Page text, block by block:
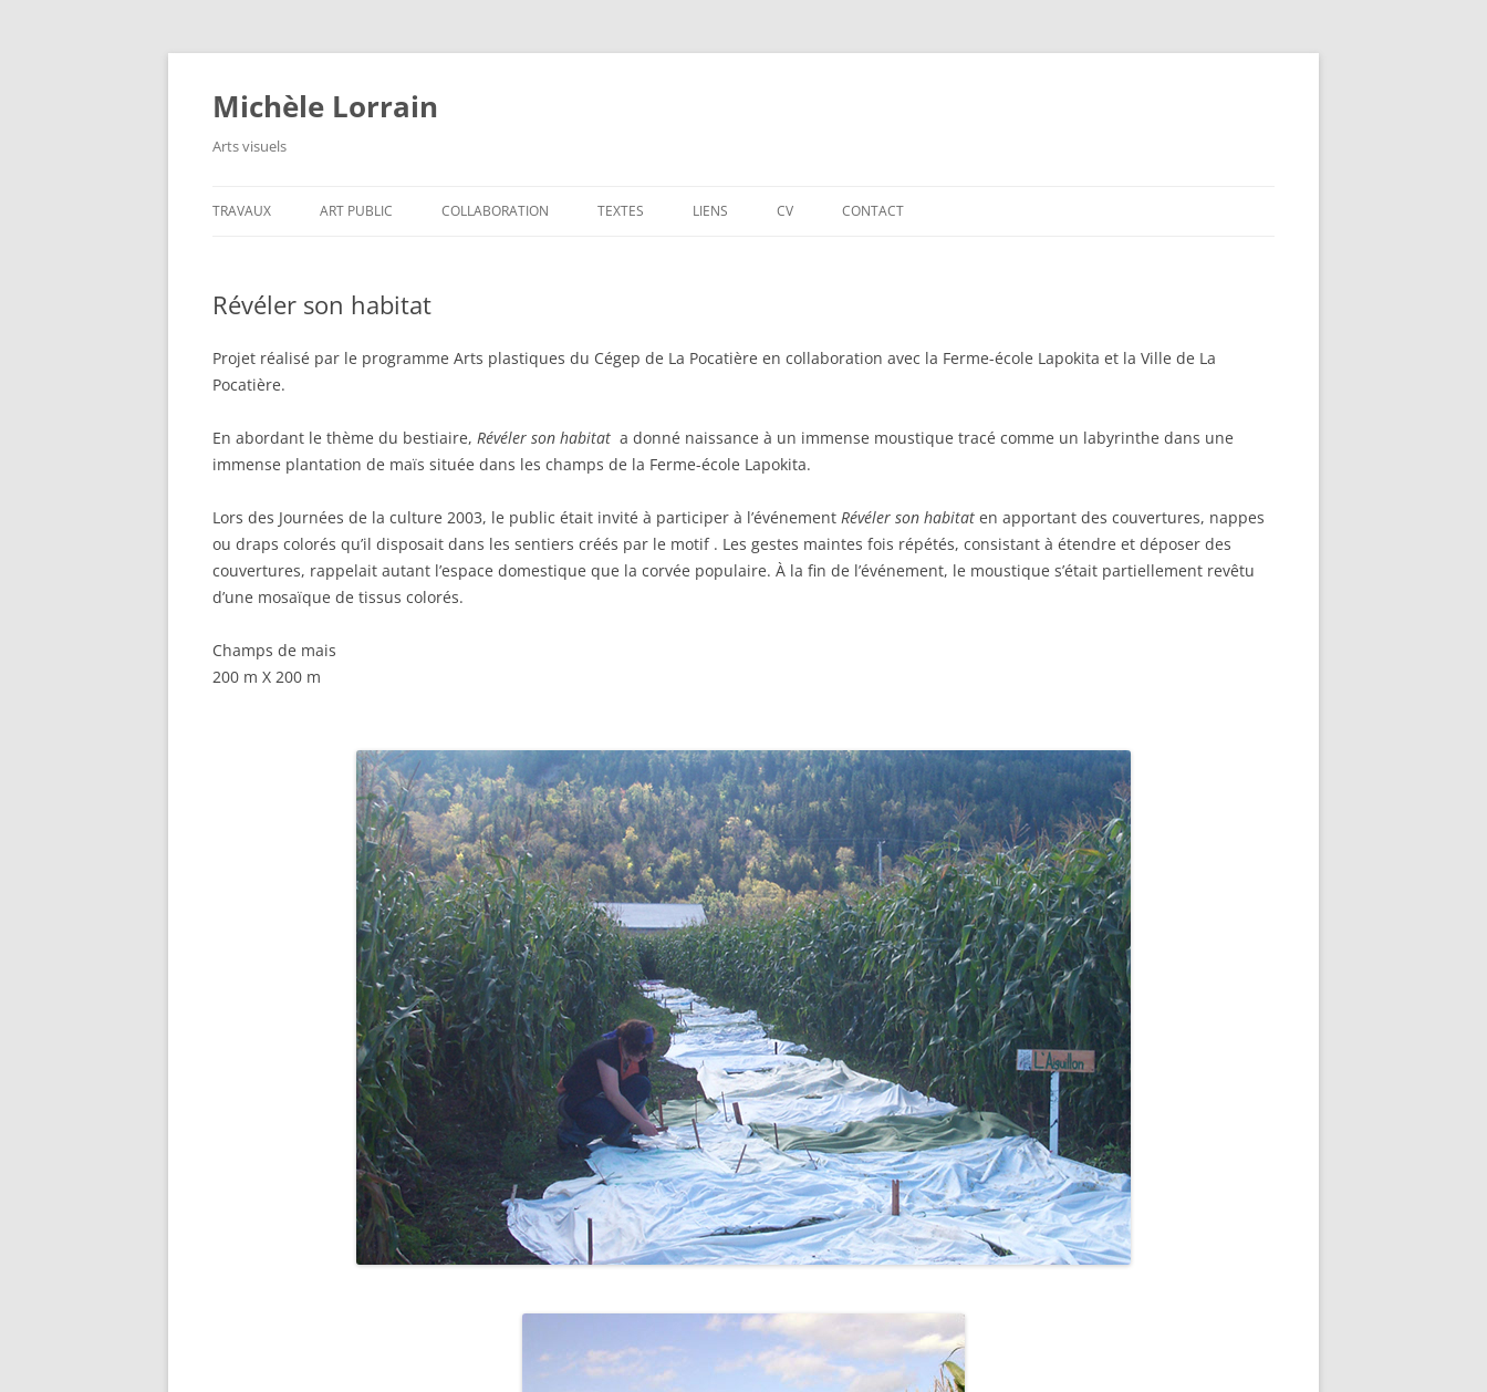
Aller
contenu
Michèle Lorrain
Arts visuels
TRAVAUX ART PUBLIC COLLABORATION TEXTES LIENS CV CONTACT
Révéler son habitat
Projet réalisé par le programme Arts plastiques du Cégep de La Pocatière en collaboration avec la Ferme-école Lapokita et la Ville de La
Pocatière.
En abordant le thème du bestiaire, Révéler son habitat a donné naissance à un immense moustique tracé comme un labyrinthe dans une
immense plantation de maïs située dans les champs de la Ferme-école Lapokita.
Lors des Journées de la culture 2003, le public était invité à participer à l’événement Révéler son habitat en apportant des couvertures, nappes
ou draps colorés qu’il disposait dans les sentiers créés par le motif . Les gestes maintes fois répétés, consistant à étendre et déposer des
couvertures, rappelait autant l’espace domestique que la corvée populaire. À la fin de l’événement, le moustique s’était partiellement revêtu
d’une mosaïque de tissus colorés.
Champs de mais
200 m X 200 m